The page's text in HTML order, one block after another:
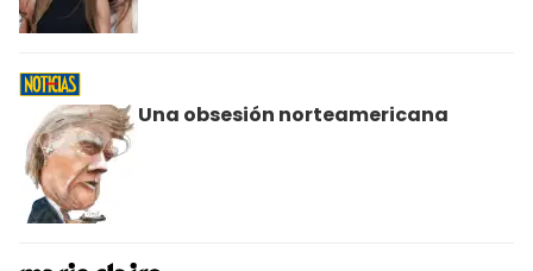
Una obsesión norteamericana